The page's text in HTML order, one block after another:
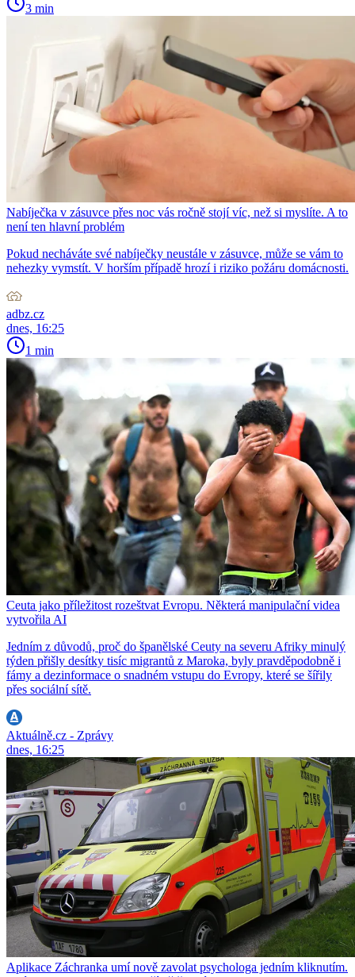
3 min
Nabíječka v zásuvce přes noc vás ročně stojí víc, než si myslíte. A to
není ten hlavní problém
Pokud necháváte své nabíječky neustále v zásuvce, může se vám to
nehezky vymstít. V horším případě hrozí i riziko požáru domácnosti.
adbz.cz
dnes, 16:25
1 min
Ceuta jako příležitost rozeštvat Evropu. Některá manipulační videa
vytvořila AI
Jedním z důvodů, proč do španělské Ceuty na severu Afriky minulý
týden přišly desítky tisíc migrantů z Maroka, byly pravděpodobně i
fámy a dezinformace o snadném vstupu do Evropy, které se šířily
přes sociální sítě.
Aktuálně.cz - Zprávy
dnes, 16:25
Aplikace Záchranka umí nově zavolat psychologa jedním kliknutím.